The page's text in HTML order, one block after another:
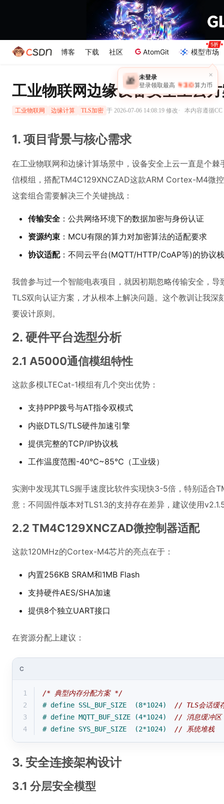
博客 下载 社区 AtomGit 模型市场
×
🎁 未登录
登录领取最高 ￥30 算力币
工业物联网边缘设备安全上云
工业物联网 边缘计算 TLS加密 于 2026-07-06 14:08:19 修改· 本内容遵循
1. 项目背景与核心需求
在工业物联网和边缘计算场景中，设备安全上云一直是个
信模组，搭配TM4C129XNCZAD这款ARM Cortex-M4微
这套组合需要解决三个关键挑战：
传输安全 ：公共网络环境下的数据加密与身份认证
资源约束 ：MCU有限的算力对加密算法的适配要求
协议适配：不同云平台(MQTT/HTTP/CoAP等)的协议
我曾参与过一个智能电表项目，就因初期忽略传输安全，
TLS双向认证方案，才从根本上解决问题。这个教训让我深
要设计原则。
2. 硬件平台选型分析
2.1 A5000通信模组特性
这款多模LTECat-1模组有几个突出优势：
支持PPP拨号与AT指令双模式
内嵌DTLS/TLS硬件加速引擎
提供完整的TCP/IP协议栈
工作温度范围-40℃~85℃（工业级）
实测中发现其TLS握手速度比软件实现快3-5倍，特别适合
意：不同固件版本对TLS1.3的支持存在差异，建议使用
2.2 TM4C129XNCZAD微控制器适配
这款120MHz的Cortex-M4芯片的亮点在于：
内置256KB SRAM和1MB Flash
支持硬件AES/SHA加速
提供8个独立UART接口
在资源分配上建议：
C
1
/* 典型内存分配方案 */
2
# define SSL_BUF_SIZE  (8*1024) // TLS会话缓
3
# define MQTT_BUF_SIZE (4*1024) // 消息缓冲区
4
# define SYS_BUF_SIZE  (2*1024) // 系统堆栈
3. 安全连接架构设计
3.1 分层安全模型